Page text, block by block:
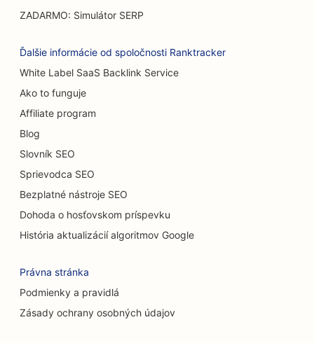
SEO pre služby zväčšenia prsníkov
SEO pre predajne kobercov a podláh
SEO pre reštaurácie s príležitostným stravovaním
SEO pre mačacie kaviarne
SEO pre chiropraktikov
SEO pre upratovacie služby
SEO pre kraniofaciálnych chirurgov
SEO pre poradenské firmy
ZADARMO: Simulátor SERP
Ďalšie informácie od spoločnosti Ranktracker
White Label SaaS Backlink Service
Ako to funguje
Affiliate program
Blog
Slovník SEO
Sprievodca SEO
Bezplatné nástroje SEO
Dohoda o hosťovskom príspevku
História aktualizácií algoritmov Google
Právna stránka
Podmienky a pravidlá
Zásady ochrany osobných údajov